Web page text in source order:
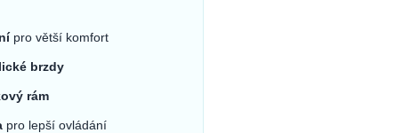
pro větší komfort
brzdy
rám
pro lepší ovládání